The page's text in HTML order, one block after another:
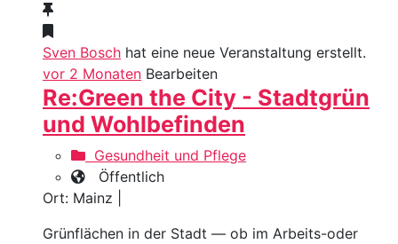
Sven Bosch hat eine neue Veranstaltung erstellt.
vor 2 Monaten Bearbeiten
Re:Green the City - Stadtgrün
und Wohlbefinden
Gesundheit und Pflege
Öffentlich
Ort: Mainz |
Grünflächen in der Stadt — ob im Arbeits-oder